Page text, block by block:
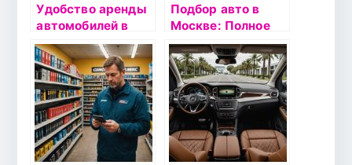
Удобство аренды
автомобилей в
Кисловодске с
Автокруиз26
Подбор авто в
Москве: Полное
руководство по
услугам
автоподбора с
пробегом